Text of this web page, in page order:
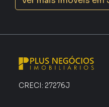
aumenta muito o número
alugar seu imóvel mais
central de atendimento
proprietários e inquilinos.
CRECI: 27276J